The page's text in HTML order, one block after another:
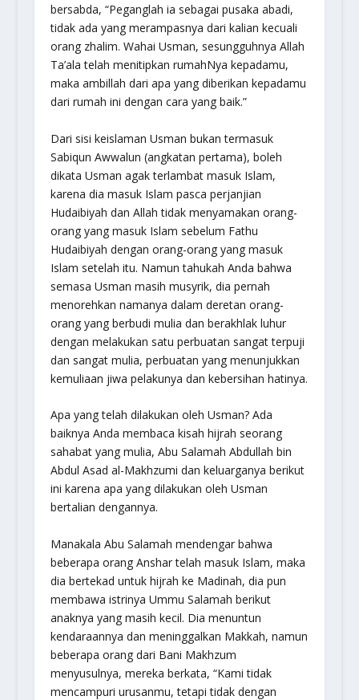
bersabda, “Peganglah ia sebagai pusaka abadi,
tidak ada yang merampasnya dari kalian kecuali
orang zhalim. Wahai Usman, sesungguhnya Allah
Ta’ala telah menitipkan rumahNya kepadamu,
maka ambillah dari apa yang diberikan kepadamu
dari rumah ini dengan cara yang baik.”
Dari sisi keislaman Usman bukan termasuk
Sabiqun Awwalun (angkatan pertama), boleh
dikata Usman agak terlambat masuk Islam,
karena dia masuk Islam pasca perjanjian
Hudaibiyah dan Allah tidak menyamakan orang-
orang yang masuk Islam sebelum Fathu
Hudaibiyah dengan orang-orang yang masuk
Islam setelah itu. Namun tahukah Anda bahwa
semasa Usman masih musyrik, dia pernah
menorehkan namanya dalam deretan orang-
orang yang berbudi mulia dan berakhlak luhur
dengan melakukan satu perbuatan sangat terpuji
dan sangat mulia, perbuatan yang menunjukkan
kemuliaan jiwa pelakunya dan kebersihan hatinya.
Apa yang telah dilakukan oleh Usman? Ada
baiknya Anda membaca kisah hijrah seorang
sahabat yang mulia, Abu Salamah Abdullah bin
Abdul Asad al-Makhzumi dan keluarganya berikut
ini karena apa yang dilakukan oleh Usman
bertalian dengannya.
Manakala Abu Salamah mendengar bahwa
beberapa orang Anshar telah masuk Islam, maka
dia bertekad untuk hijrah ke Madinah, dia pun
membawa istrinya Ummu Salamah berikut
anaknya yang masih kecil. Dia menuntun
kendaraannya dan meninggalkan Makkah, namun
beberapa orang dari Bani Makhzum
menyusulnya, mereka berkata, “Kami tidak
mencampuri urusanmu, tetapi tidak dengan